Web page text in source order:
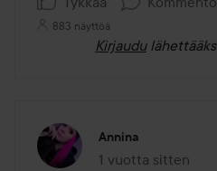
883 näyttöä
Kirjaudu
Annina
1 vuotta sitten
Viesti luotiin 1